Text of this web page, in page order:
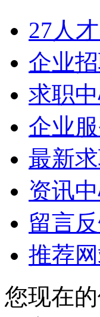
27人
企业
求职
企业
最新
资讯
留言
推荐
您现在的